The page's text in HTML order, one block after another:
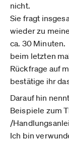
nicht.
Sie fragt
wieder zu
ca. 30 Minuten.
beim letzten
Rückfrage auf
bestätige ihr
Darauf hin
Beispiele zum
/
Ich bin